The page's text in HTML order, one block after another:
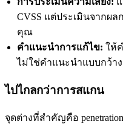
CVSS แต่ประเมินจากผ
คุณ
คำแนะนำการแก้ไข: ให้
ไม่ใช่คำแนะนำแบบกว้า
ไปไกลกว่าการสแกน
จุดต่างที่สำคัญคือ